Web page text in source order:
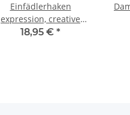
Einfädlerhaken
expression, creative
sensation pro
18,95 € *